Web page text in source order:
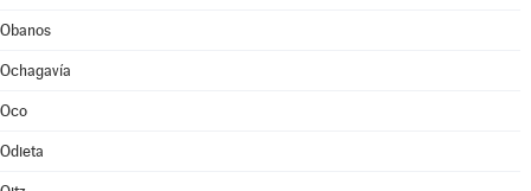
Obanos
Ochagavía
Oco
Odieta